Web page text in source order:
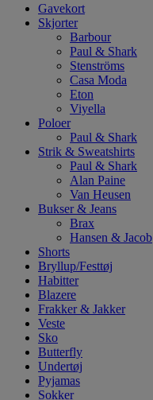
Gavekort
Skjorter
Barbour
Paul & Shark
Stenströms
Casa Moda
Eton
Viyella
Poloer
Paul & Shark
Strik & Sweatshirts
Paul & Shark
Alan Paine
Van Heusen
Bukser & Jeans
Brax
Hansen & Jacob
Shorts
Bryllup/Festtøj
Habitter
Blazere
Frakker & Jakker
Veste
Sko
Butterfly
Undertøj
Pyjamas
Sokker